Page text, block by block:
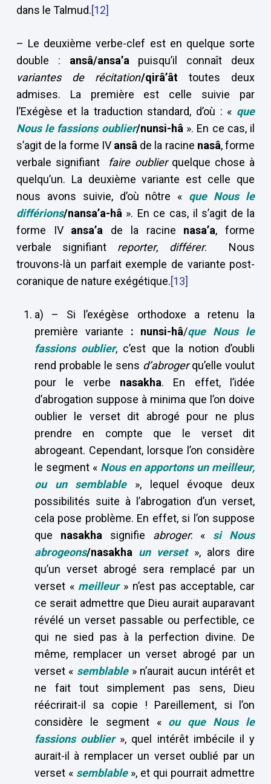
dans le Talmud.[12]
– Le deuxième verbe-clef est en quelque sorte
double : ansâ/ansa’a puisqu’il connaît deux
variantes de récitation/qirâ’ât toutes deux
admises. La première est celle suivie par
l’Exégèse et la traduction standard, d’où : « que
Nous le fassions oublier/nunsi-hâ ». En ce cas, il
s’agit de la forme IV ansâ de la racine nasâ, forme
verbale signifiant faire oublierquelque chose à
quelqu’un. La deuxième variante est celle que
nous avons suivie, d’où nôtre « que Nous le
différions/nansa’a-hâ ». En ce cas, il s’agit de la
forme IV ansa’a de la racine nasa’a, forme
verbale signifiant reporter, différer. Nous
trouvons-là un parfait exemple de variante post-
coranique de nature exégétique.[13]
a) – Si l’exégèse orthodoxe a retenu la
première variante : nunsi-hâ/que Nous le
fassions oublier, c’est que la notion d’oubli
rend probable le sens d’abrogerqu’elle voulut
pour le verbe nasakha. En effet, l’idée
d’abrogation suppose à minima que l’on doive
oublier le verset dit abrogé pour ne plus
prendre en compte que le verset dit
abrogeant. Cependant, lorsque l’on considère
le segment « Nous en apportons un meilleur,
ou un semblable », lequel évoque deux
possibilités suite à l’abrogation d’un verset,
cela pose problème. En effet, si l’on suppose
que nasakha signifie abroger: « si Nous
abrogeons/nasakha un verset », alors dire
qu’un verset abrogé sera remplacé par un
verset « meilleur » n’est pas acceptable, car
ce serait admettre que Dieu aurait auparavant
révélé un verset passable ou perfectible, ce
qui ne sied pas à la perfection divine. De
même, remplacer un verset abrogé par un
verset « semblable » n’aurait aucun intérêt et
ne fait tout simplement pas sens, Dieu
réécrirait-il sa copie ! Pareillement, si l’on
considère le segment « ou que Nous le
fassions oublier », quel intérêt imbécile il y
aurait-il à remplacer un verset oublié par un
verset « semblable», et qui pourrait admettre